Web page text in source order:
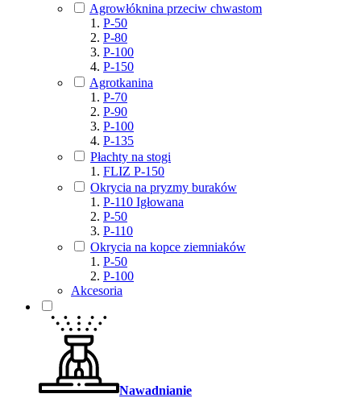
Agrowłóknina przeciw chwastom
P-50
P-80
P-100
P-150
Agrotkanina
P-70
P-90
P-100
P-135
Płachty na stogi
FLIZ P-150
Okrycia na pryzmy buraków
P-110 Igłowana
P-50
P-110
Okrycia na kopce ziemniaków
P-50
P-100
Akcesoria
Nawadnianie